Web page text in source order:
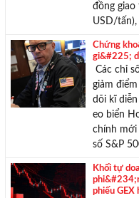
đồng giao
USD/tấn),
Chứng
gi&#225;
Các chỉ
giảm
dõi kĩ
eo biển
chính mới
số S&P
Khối tự
phiếu